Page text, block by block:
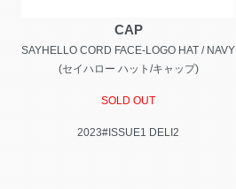
CAP
SAYHELLO CORD FACE-LOGO HAT / NAVY
(セイハロー ハット/キャップ)
SOLD OUT
2023#ISSUE1 DELI2